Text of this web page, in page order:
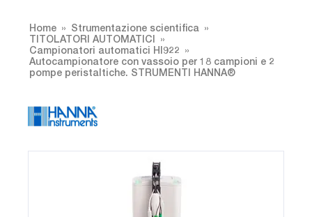
Home
Strumentazione scientifica
TITOLATORI AUTOMATICI
Campionatori automatici HI922
Autocampionatore con vassoio per 18 campioni e 2
pompe peristaltiche. STRUMENTI HANNA®